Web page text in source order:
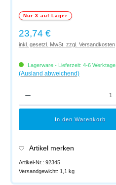
Nur 3 auf Lager
Regulärer Preis:
23,74 €
inkl. gesetzl. MwSt. zzgl. Versandkosten
Lagerware - Lieferzeit: 4-6 Werktage
(Ausland abweichend)
In den Warenkorb
Artikel merken
Artikel-Nr.: 92345
Versandgewicht: 1,1 kg